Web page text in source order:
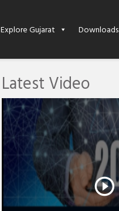
Explore Gujarat Downloads
Latest Video